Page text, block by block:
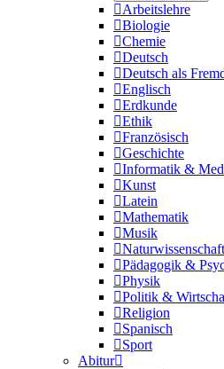
Arbeitslehre
Biologie
Chemie
Deutsch
Deutsch als
Englisch
Erdkunde
Ethik
Französisch
Geschichte
Informatik &
Kunst
Latein
Mathematik
Musik

Pädagogik &
Physik
Politik &
Religion
Spanisch
Sport
Abitur